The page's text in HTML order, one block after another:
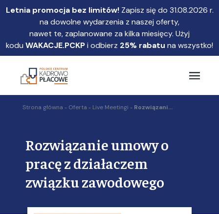
Przejdź
treści
Letnia promocja bez limitów!Zapisz się do 31.08.2026 r.
na dowolne wydarzenia z naszej oferty,
nawet te, zaplanowane za kilka miesięcy. Użyj
kodu WAKACJE.PCKPi odbierz 25% rabatu na wszystko!
Strona główna Oferta Live Meetingi Rozwiązani...
Rozwiązanie umowy o
pracę z działaczem
związku zawodowego